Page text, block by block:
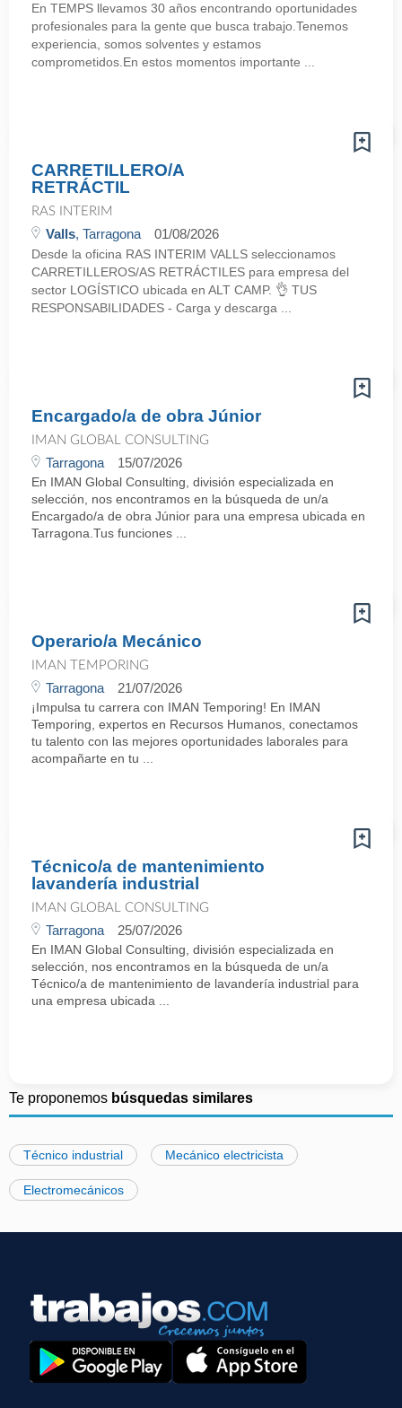
En TEMPS llevamos 30 años encontrando oportunidades
profesionales para la gente que busca trabajo.Tenemos
experiencia, somos solventes y estamos
comprometidos.En estos momentos importante ...
CARRETILLERO/A
RETRÁCTIL
RAS INTERIM
Valls, Tarragona 01/08/2026
Desde la oficina RAS INTERIM VALLS seleccionamos
CARRETILLEROS/AS RETRÁCTILES para empresa del
sector LOGÍSTICO ubicada en ALT CAMP. 👌 TUS
RESPONSABILIDADES - Carga y descarga ...
Encargado/a de obra Júnior
IMAN GLOBAL CONSULTING
Tarragona 15/07/2026
En IMAN Global Consulting, división especializada en
selección, nos encontramos en la búsqueda de un/a
Encargado/a de obra Júnior para una empresa ubicada en
Tarragona.Tus funciones ...
Operario/a Mecánico
IMAN TEMPORING
Tarragona 21/07/2026
¡Impulsa tu carrera con IMAN Temporing! En IMAN
Temporing, expertos en Recursos Humanos, conectamos
tu talento con las mejores oportunidades laborales para
acompañarte en tu ...
Técnico/a de mantenimiento
lavandería industrial
IMAN GLOBAL CONSULTING
Tarragona 25/07/2026
En IMAN Global Consulting, división especializada en
selección, nos encontramos en la búsqueda de un/a
Técnico/a de mantenimiento de lavandería industrial para
una empresa ubicada ...
Te proponemos búsquedas similares
Técnico industrial Mecánico electricista
Electromecánicos